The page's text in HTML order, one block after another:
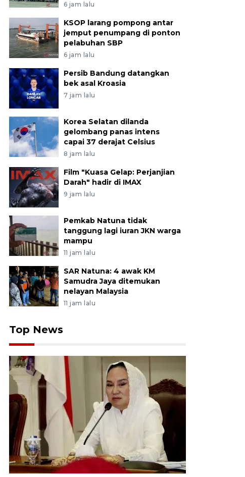
6 jam lalu
KSOP larang pompong antar
jemput penumpang di ponton
pelabuhan SBP
6 jam lalu
Persib Bandung datangkan
bek asal Kroasia
7 jam lalu
Korea Selatan dilanda
gelombang panas intens
capai 37 derajat Celsius
8 jam lalu
Film "Kuasa Gelap: Perjanjian
Darah" hadir di IMAX
9 jam lalu
Pemkab Natuna tidak
tanggung lagi iuran JKN warga
mampu
11 jam lalu
SAR Natuna: 4 awak KM
Samudra Jaya ditemukan
nelayan Malaysia
11 jam lalu
Top News